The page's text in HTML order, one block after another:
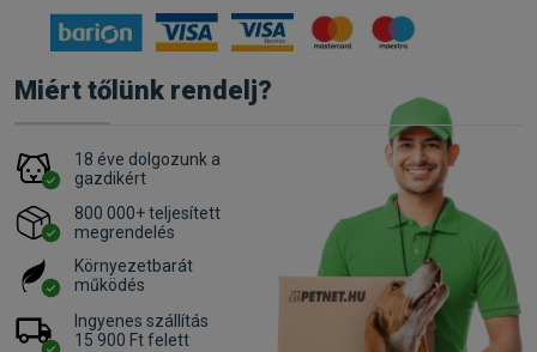
Miért tőlünk rendelj?
18 éve dolgozunk a
gazdikért
800 000+ teljesített
megrendelés
Környezetbarát
működés
Ingyenes szállítás
15 900 Ft felett